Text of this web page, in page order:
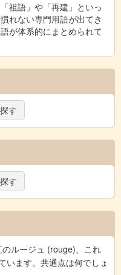
祖語」や「再建」といっ
れない専門用語が出てき
が体系的にまとめられて
ルージュ (rouge)、これ
います。共通点は何でしょ